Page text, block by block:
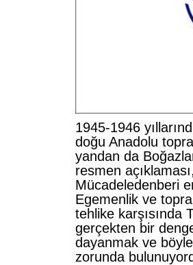
1945-1946
doğu Anadolu
yandan da
resmen
Mücadeledenberi
Egemenlik ve
tehlike karşısında
gerçekten bir
dayanmak ve
zorunda